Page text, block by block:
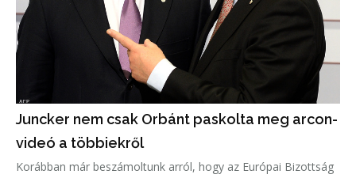
Juncker nem csak Orbánt paskolta meg arcon-
videó a többiekről
Korábban már beszámoltunk arról, hogy az Európai Bizottság